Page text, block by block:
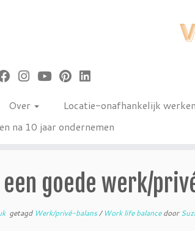
Over Locatie-onafhankelijk werken
na 10 jaar ondernemen
een goede werk/
getagd Werk/privé-balans/ Work life balancedoor